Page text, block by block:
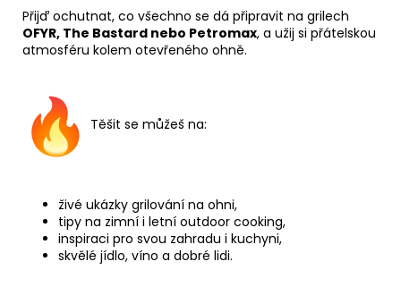
Přijď ochutnat, co všechno se dá připravit na grilech
OFYR, The Bastard nebo Petromax, a užij si přátelskou
atmosféru kolem otevřeného ohně.
Těšit se můžeš na:
živé ukázky grilování na ohni,
tipy na zimní i letní outdoor cooking,
inspiraci pro svou zahradu i kuchyni,
skvělé jídlo, víno a dobré lidi.